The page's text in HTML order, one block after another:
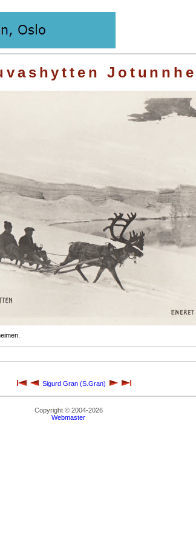
Sigurd Gran (S.Gran)
Copyright © 2004-2026
Webmaster